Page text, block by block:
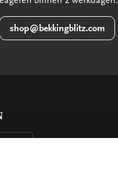
shop@bekkingblitz.com